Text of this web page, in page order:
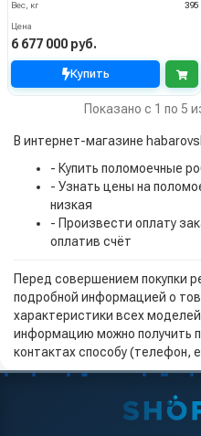
Вес, кг
395
Цена
6 677 000 руб.
Купить
Показано с 1 по 5
В интернет-магазине
- Купить поломоечные
- Узнать цены на
низкая
- Произвести оплату
оплатив счёт
Перед совершением покупки
подробной информацией о
характеристики всех
информацию можно получить
контактах способу (телефон,